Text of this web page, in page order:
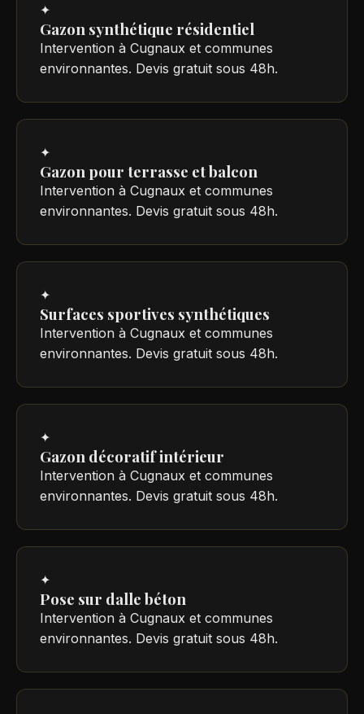
✦
Gazon synthétique résidentiel
Intervention à Cugnaux et communes
environnantes. Devis gratuit sous 48h.
✦
Gazon pour terrasse et balcon
Intervention à Cugnaux et communes
environnantes. Devis gratuit sous 48h.
✦
Surfaces sportives synthétiques
Intervention à Cugnaux et communes
environnantes. Devis gratuit sous 48h.
✦
Gazon décoratif intérieur
Intervention à Cugnaux et communes
environnantes. Devis gratuit sous 48h.
✦
Pose sur dalle béton
Intervention à Cugnaux et communes
environnantes. Devis gratuit sous 48h.